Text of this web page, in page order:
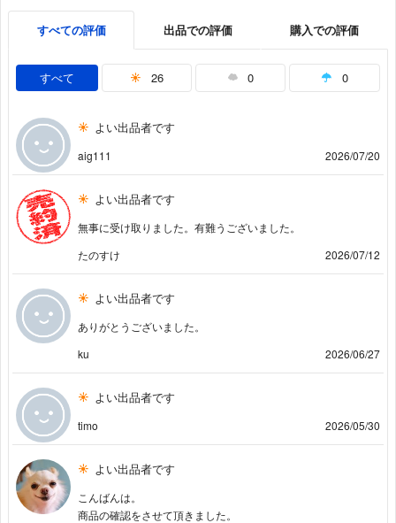
すべての評価 出品での評価 購入での評価
すべて 26 0 0
よい出品者です
aig111 2026/07/20
よい出品者です
無事に受け取りました。有難うございました。
たのすけ
2026/07/12
よい出品者です
ありがとうございました。
ku
2026/06/27
よい出品者です
timo 2026/05/30
よい出品者です
こんばんは。
商品の確認をさせて頂きました。